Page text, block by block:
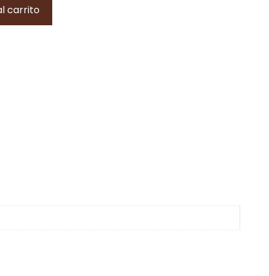
carrito